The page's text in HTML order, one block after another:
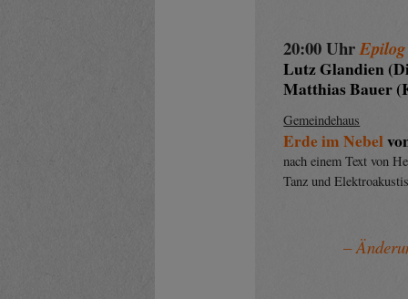
20:00 UhrEpilog
Lutz Glandien
Matthias Bauer
Gemeindehaus
Erde im Nebel
nach einem Text von
Tanz und
–